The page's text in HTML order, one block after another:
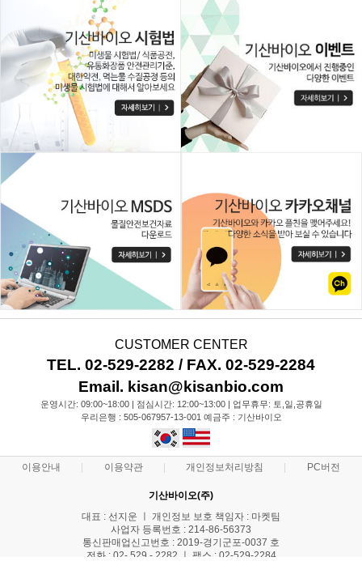
CUSTOMER CENTER
TEL. 02-529-2282 / FAX. 02-529-2284
Email. kisan@kisanbio.com
운영시간: 09:00~18:00 | 점심시간: 12:00~13:00 | 업무휴무: 토,일,공휴일
우리은행 : 505-067957-13-001 예금주 : 기산바이오
이용안내 이용약관 개인정보처리방침 PC버전
기산바이오(주)
대표 : 선지운 ㅣ 개인정보 보호 책임자 : 마켓팀
사업자 등록번호 : 214-86-56373
통신판매업신고번호 : 2019-경기군포-0037 호
전화 : 02- 529 - 2282 ㅣ 팩스 : 02-529-2284